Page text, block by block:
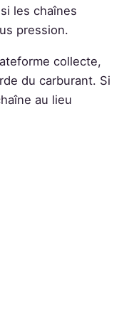
les chaînes
pression.
collecte,
du carburant. Si
au lieu